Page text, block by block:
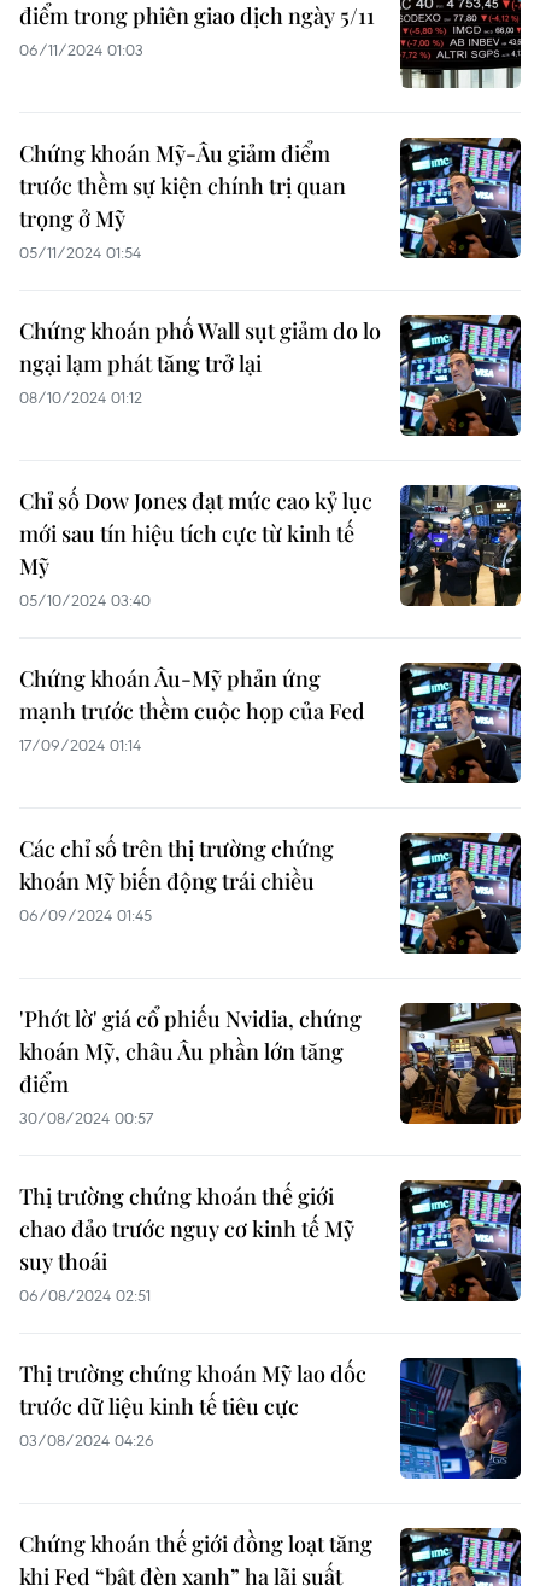
điểm trong phiên giao dịch ngày 5/11
06/11/2024 01:03
Chứng khoán Mỹ-Âu giảm điểm
trước thềm sự kiện chính trị quan
trọng ở Mỹ
05/11/2024 01:54
Chứng khoán phố Wall sụt giảm do lo
ngại lạm phát tăng trở lại
08/10/2024 01:12
Chỉ số Dow Jones đạt mức cao kỷ lục
mới sau tín hiệu tích cực từ kinh tế
Mỹ
05/10/2024 03:40
Chứng khoán Âu-Mỹ phản ứng
mạnh trước thềm cuộc họp của Fed
17/09/2024 01:14
Các chỉ số trên thị trường chứng
khoán Mỹ biến động trái chiều
06/09/2024 01:45
'Phớt lờ' giá cổ phiếu Nvidia, chứng
khoán Mỹ, châu Âu phần lớn tăng
điểm
30/08/2024 00:57
Thị trường chứng khoán thế giới
chao đảo trước nguy cơ kinh tế Mỹ
suy thoái
06/08/2024 02:51
Thị trường chứng khoán Mỹ lao dốc
trước dữ liệu kinh tế tiêu cực
03/08/2024 04:26
Chứng khoán thế giới đồng loạt tăng
khi Fed “bật đèn xanh” hạ lãi suất